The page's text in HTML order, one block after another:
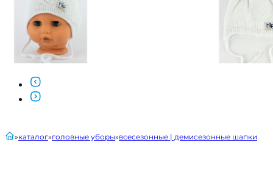
главнаякаталог головные уборы всесезонные | демисезонные шапки